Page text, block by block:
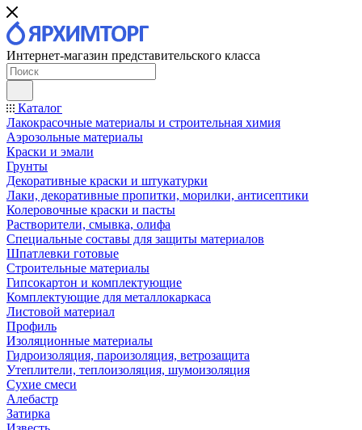
Интернет-магазин представительского класса
Каталог
Лакокрасочные материалы и строительная химия
Аэрозольные материалы
Краски и эмали
Грунты
Декоративные краски и штукатурки
Лаки, декоративные пропитки, морилки, антисептики
Колеровочные краски и пасты
Растворители, смывка, олифа
Специальные составы для защиты материалов
Шпатлевки готовые
Строительные материалы
Гипсокартон и комплектующие
Комплектующие для металлокаркаса
Листовой материал
Профиль
Изоляционные материалы
Гидроизоляция, пароизоляция, ветрозащита
Утеплители, теплоизоляция, шумоизоляция
Сухие смеси
Алебастр
Затирка